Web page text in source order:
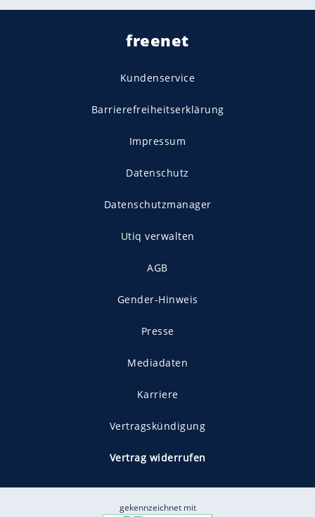
freenet
Kundenservice
Barrierefreiheitserklärung
Impressum
Datenschutz
Datenschutzmanager
Utiq verwalten
AGB
Gender-Hinweis
Presse
Mediadaten
Karriere
Vertragskündigung
Vertrag widerrufen
gekennzeichnet mit